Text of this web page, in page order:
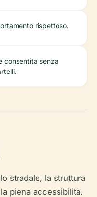
rispettoso.
consentita senza
stradale, la struttura
piena accessibilità.